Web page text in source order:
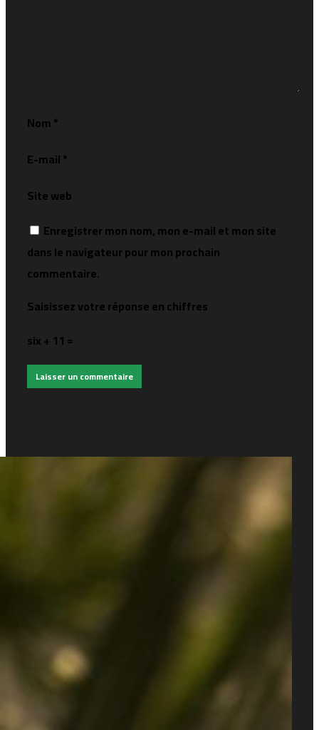
Nom*
E-mail*
Site web
Enregistrer mon nom, mon e-mail et mon site
dans le navigateur pour mon prochain
commentaire.
Saisissez votre réponse en chiffres
six + 11 =